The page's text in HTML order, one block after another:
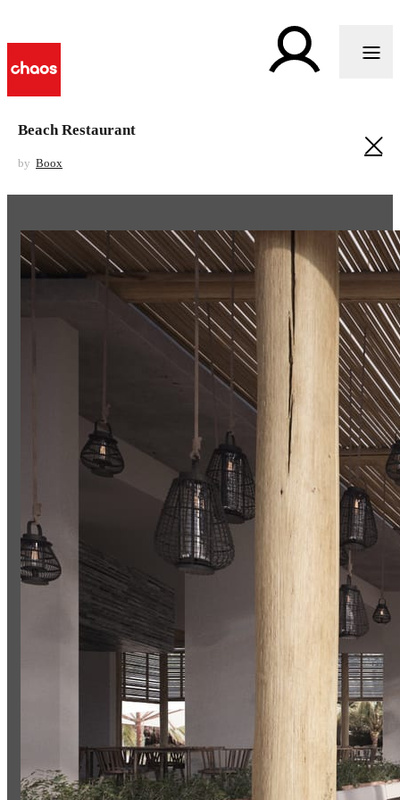
Beach Restaurant
by Boox